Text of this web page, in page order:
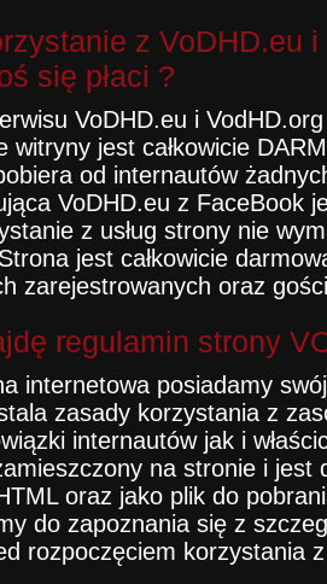
z VoDHD.eu
się płaci ?
VoDHD.eu i
witryny jest całkowicie
od internautów
VoDHD.eu z FaceBook
z usług strony nie
jest całkowicie
zarejestrowanych oraz
regulamin strony
internetowa posiadamy
zasady korzystania z
internautów jak i
na stronie i jest
oraz jako plik do
do zapoznania się z
rozpoczęciem korzystania z